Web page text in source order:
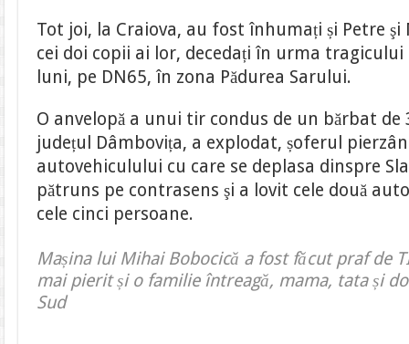
Tot joi, la Craiova, au fost înhumați și Petre
cei doi copii ai lor, decedați în urma
luni, pe DN65, în zona Pădurea Sarului.
O anvelopă a unui tir condus de un bărbat de
județul Dâmbovița, a explodat, șoferul
autovehiculului cu care se deplasa dinspre
pătruns pe contrasens şi a lovit cele două
cele cinci persoane.
Mașina lui Mihai Bobocică a fost făcut praf de
mai pierit și o familie întreagă, mama, tata și
Sud